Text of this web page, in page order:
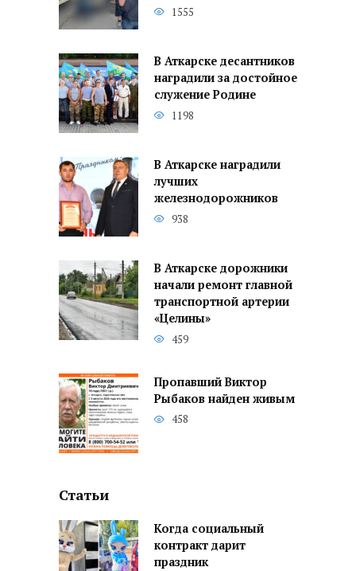
1555
В Аткарске десантников
наградили за достойное
служение Родине
1198
В Аткарске наградили
лучших
железнодорожников
938
В Аткарске дорожники
начали ремонт главной
транспортной артерии
«Целины»
459
Пропавший Виктор
Рыбаков найден живым
458
Статьи
Когда социальный
контракт дарит
праздник